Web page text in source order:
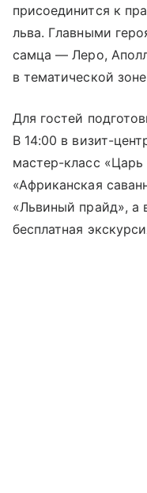
присоединится к
льва. Главными
самца — Леро,
в тематической
Для гостей
В 14:00 в визит-
мастер-класс «Царь
«Африканская
«Львиный прайд», а
бесплатная